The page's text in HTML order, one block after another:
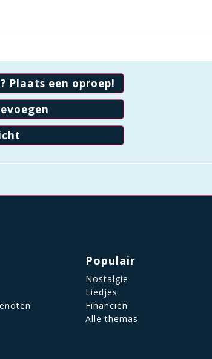
Plaats een oproep!
Populair
Nostalgie
Liedjes
Financiën
Alle themas